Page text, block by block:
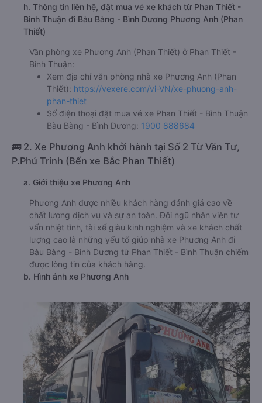
h. Thông tin liên hệ, đặt mua vé xe khách từ Phan Thiết -
Bình Thuận đi Bàu Bàng - Bình Dương Phương Anh (Phan
Thiết)
Văn phòng xe Phương Anh (Phan Thiết) ở Phan Thiết -
Bình Thuận:
Xem địa chỉ văn phòng nhà xe Phương Anh (Phan
Thiết): https://vexere.com/vi-VN/xe-phuong-anh-
phan-thiet
Số điện thoại đặt mua vé xe Phan Thiết - Bình Thuận
Bàu Bàng - Bình Dương: 1900 888684
🚌 2. Xe Phương Anh khởi hành tại Số 2 Từ Văn Tư,
P.Phú Trinh (Bến xe Bắc Phan Thiết)
a. Giới thiệu xe Phương Anh
Phương Anh được nhiều khách hàng đánh giá cao về
chất lượng dịch vụ và sự an toàn. Đội ngũ nhân viên tư
vấn nhiệt tình, tài xế giàu kinh nghiệm và xe khách chất
lượng cao là những yếu tố giúp nhà xe Phương Anh đi
Bàu Bàng - Bình Dương từ Phan Thiết - Bình Thuận chiếm
được lòng tin của khách hàng.
b. Hình ảnh xe Phương Anh